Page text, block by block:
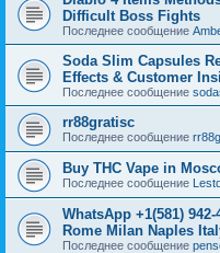
Difficult Boss Fights
Последнее сообщение
Soda Slim Capsules
Effects & Customer
Последнее сообщение
rr88gratisc
Последнее сообщение
Buy THC Vape in
Последнее сообщение
WhatsApp +1(581)
Rome Milan Naples
Последнее сообщение